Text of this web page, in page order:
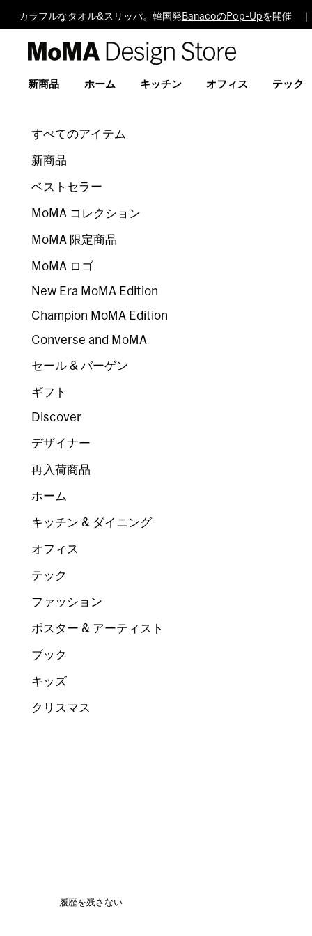
カラフルなタオル&スリッパ。韓国発 BanacoのPop-Upを開催
Design
新商品 ホーム キッチン オフィス テック
すべてのアイテム
新商品
ベストセラー
MoMA コレクション
MoMA 限定商品
MoMA ロゴ
New Era MoMA Edition
Champion MoMA Edition
Converse and MoMA
セール & バーゲン
ギフト
Discover
デザイナー
再入荷商品
ホーム
キッチン & ダイニング
オフィス
テック
ファッション
ポスター & アーティスト
ブック
キッズ
クリスマス
履歴を残さない